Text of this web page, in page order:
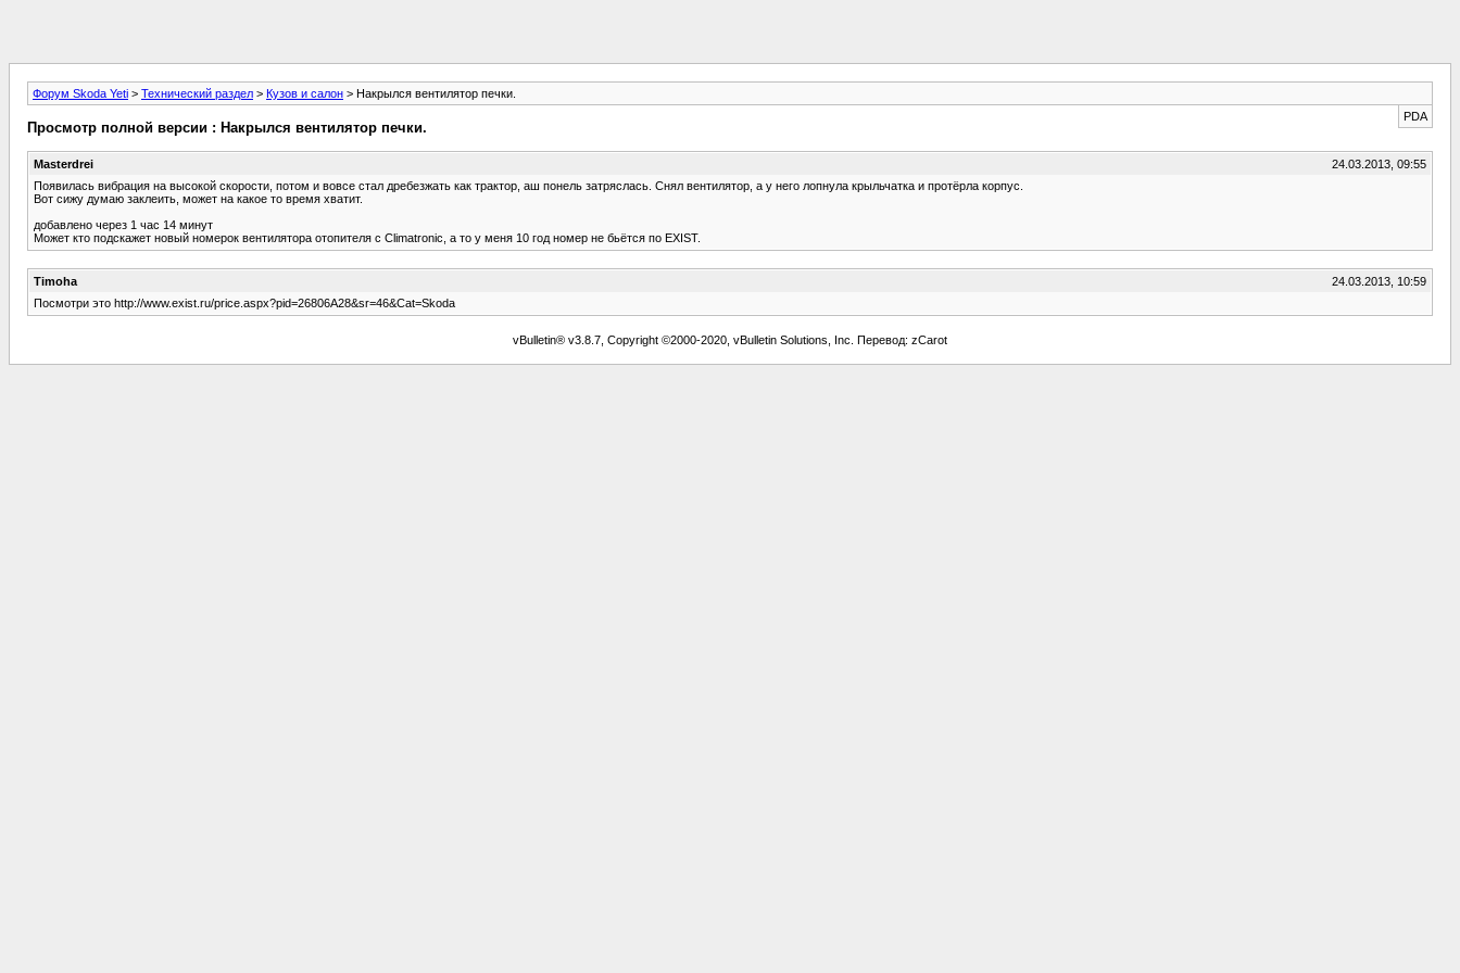
Форум Skoda Yeti > Технический раздел > Кузов и салон > Накрылся вентилятор печки.
PDA
Просмотр полной версии : Накрылся вентилятор печки.
Masterdrei
24.03.2013, 09:55
Появилась вибрация на высокой скорости, потом и вовсе стал дребезжать как трактор, аш понель затряслась. Снял вентилятор, а у него лопнула крыльчатка и протёрла корпус.
Вот сижу думаю заклеить, может на какое то время хватит.
добавлено через 1 час 14 минут
Может кто подскажет новый номерок вентилятора отопителя с Climatronic, а то у меня 10 год номер не бьётся по EXIST.
Timoha
24.03.2013, 10:59
Посмотри это http://www.exist.ru/price.aspx?pid=26806A28&sr=46&Cat=Skoda
vBulletin® v3.8.7, Copyright ©2000-2020, vBulletin Solutions, Inc. Перевод: zCarot